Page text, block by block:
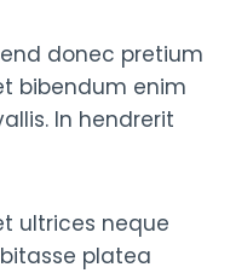
donec pretium
bibendum enim
In hendrerit
ultrices neque
platea